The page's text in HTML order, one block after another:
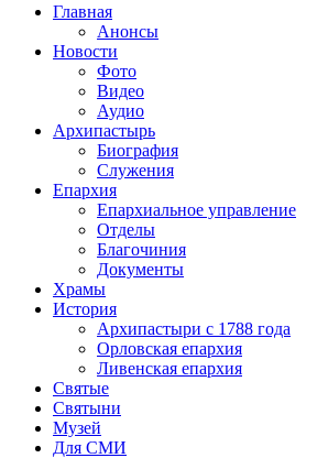
Главная
Анонсы
Новости
Фото
Видео
Аудио
Архипастырь
Биография
Служения
Епархия
Епархиальное управление
Отделы
Благочиния
Документы
Храмы
История
Архипастыри с 1788 года
Орловская епархия
Ливенская епархия
Святые
Святыни
Музей
Для СМИ